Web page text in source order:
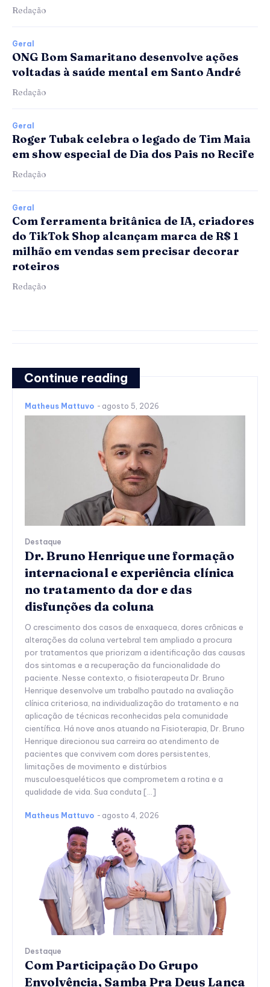
Redação
Geral
ONG Bom Samaritano desenvolve ações
voltadas à saúde mental em Santo André
Redação
Geral
Roger Tubak celebra o legado de Tim Maia
em show especial de Dia dos Pais no Recife
Redação
Geral
Com ferramenta britânica de IA, criadores
do TikTok Shop alcançam marca de R$ 1
milhão em vendas sem precisar decorar
roteiros
Redação
Continue reading
Matheus Mattuvo - agosto 5, 2026
Destaque
Dr. Bruno Henrique une formação
internacional e experiência clínica
no tratamento da dor e das
disfunções da coluna
O crescimento dos casos de enxaqueca, dores crônicas e
alterações da coluna vertebral tem ampliado a procura
por tratamentos que priorizam a identificação das causas
dos sintomas e a recuperação da funcionalidade do
paciente. Nesse contexto, o fisioterapeuta Dr. Bruno
Henrique desenvolve um trabalho pautado na avaliação
clínica criteriosa, na individualização do tratamento e na
aplicação de técnicas reconhecidas pela comunidade
científica. Há nove anos atuando na Fisioterapia, Dr. Bruno
Henrique direcionou sua carreira ao atendimento de
pacientes que convivem com dores persistentes,
limitações de movimento e distúrbios
musculoesqueléticos que comprometem a rotina e a
qualidade de vida. Sua conduta […]
Matheus Mattuvo - agosto 4, 2026
Destaque
Com Participação Do Grupo
Envolvência, Samba Pra Deus Lança